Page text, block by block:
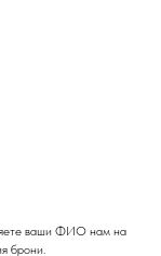
ваши ФИО нам на
брони.